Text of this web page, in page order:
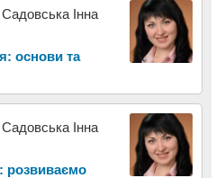
Інна
основи та
Інна
розвиваємо